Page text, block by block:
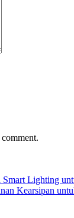
Lighting
Kearsipan